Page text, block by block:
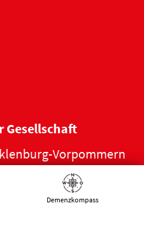
Gesellschaft
Vorpommern
10
Demenz­kompass